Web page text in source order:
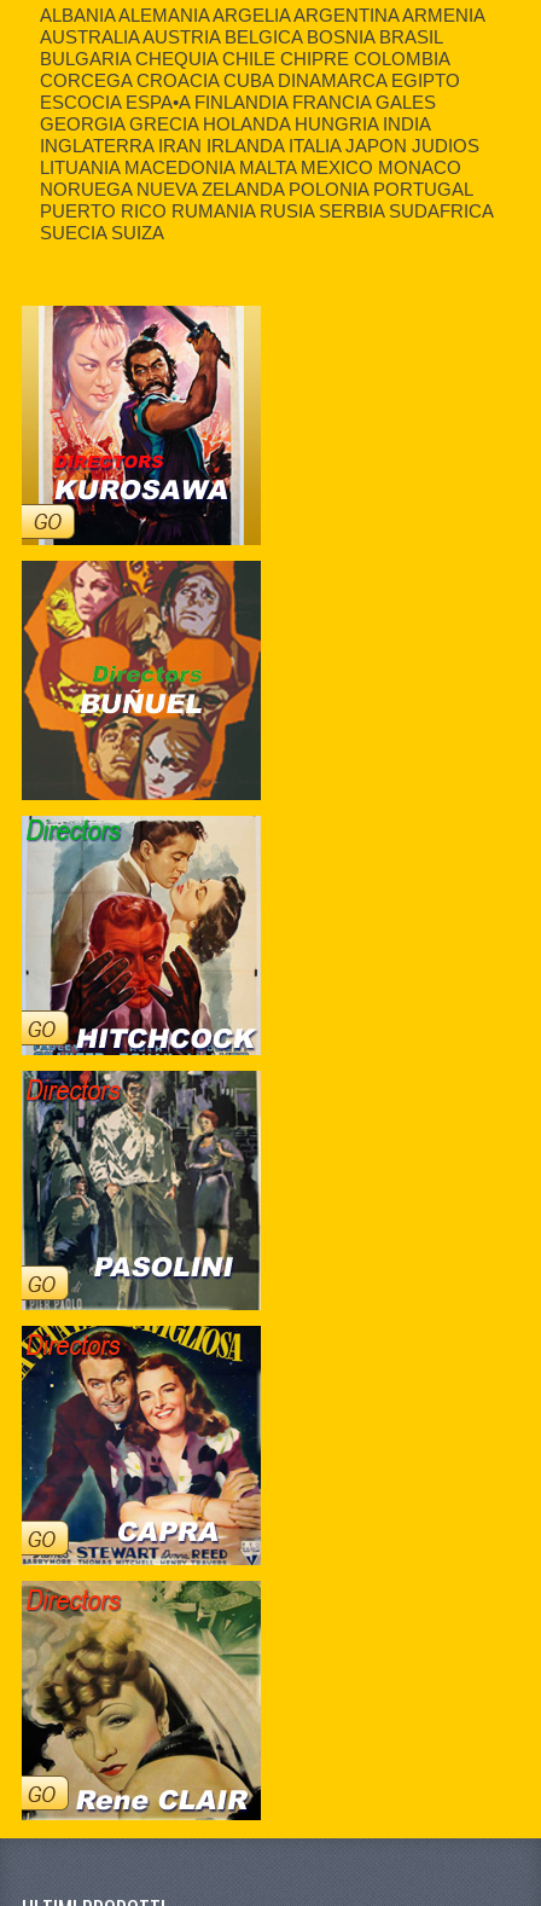
ALBANIA ALEMANIA ARGELIA ARGENTINA ARMENIA
AUSTRALIA AUSTRIA BELGICA BOSNIA BRASIL
BULGARIA CHEQUIA CHILE CHIPRE COLOMBIA
CORCEGA CROACIA CUBA DINAMARCA EGIPTO
ESCOCIA ESPA•A FINLANDIA FRANCIA GALES
GEORGIA GRECIA HOLANDA HUNGRIA INDIA
INGLATERRA IRAN IRLANDA ITALIA JAPON JUDIOS
LITUANIA MACEDONIA MALTA MEXICO MONACO
NORUEGA NUEVA ZELANDA POLONIA PORTUGAL
PUERTO RICO RUMANIA RUSIA SERBIA SUDAFRICA
SUECIA SUIZA